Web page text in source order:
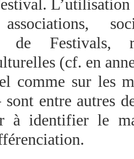
L’utilisation
de Festivals,
(cf. en
comme sur les
entre autres
à identifier le